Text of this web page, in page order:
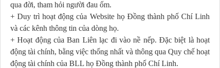
qua đời, tham hỏi người đau ốm.
+ Duy trì hoạt động của Website họ Đồng thành phố Chí Linh
và các kênh thông tin của dòng họ.
+ Hoạt động của Ban Liên lạc đi vào nề nếp. Đặc biệt là hoạt
động tài chính, bằng việc thống nhất và thông qua Quy chế hoạt
động tài chính của BLL họ Đồng thành phố Chí Linh.